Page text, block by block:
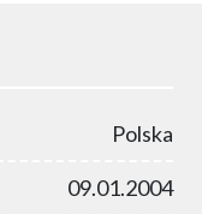
Polska
09.01.2004